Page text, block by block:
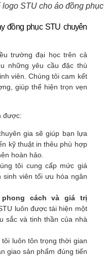
STU cho áo đồng phục
đồng phục STU chuyên
trường đại học trên cả
những yêu cầu đặc thù
viên. Chúng tôi cam kết
giúp thể hiện trọn vẹn
được:
gia sẽ giúp bạn lựa
kỹ thuật in thêu phù hợp
hoàn hảo.
tôi cung cấp mức giá
sinh viên tối ưu hóa ngân
cách và giá trị
luôn được tái hiện một
sắc và tinh thần của nhà
tôi luôn tôn trọng thời gian
giao sản phẩm đúng tiến